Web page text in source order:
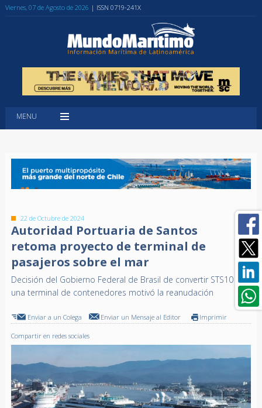
Viernes, 07 de Agosto de 2026 | ISSN 0719-241X
MENU
22 de Octubre de 2024
Autoridad Portuaria de Santos
retoma proyecto de terminal de
pasajeros sobre el mar
Decisión del Gobierno Federal de Brasil de convertir STS10 en
una terminal de contenedores motivó la reanudación
Enviar a un Colega Enviar un Mensaje al Editor Imprimir
Compartir en redes sociales